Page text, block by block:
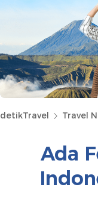
detikTravel Travel
Ada